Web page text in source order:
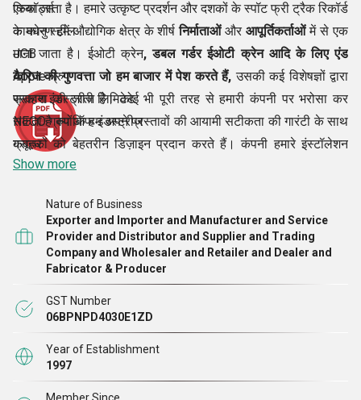
किया जाता है। हमारे उत्कृष्ट प्रदर्शन और दशकों के स्पॉट फ्री ट्रैक रिकॉर्ड
के कारण हमें औद्योगिक क्षेत्र के शीर्षनिर्माताओंऔर आपूर्तिकर्ताओंमें से एक
माना जाता है। ईओटी क्रेन, डबल गर्डर ईओटी क्रेन आदि के लिए एंड
कैरिज की गुणवत्ता जो हम बाजार में पेश करते हैं, उसकी कई विशेषज्ञों द्वारा
सराहना की जाती है। कोई भी पूरी तरह से हमारी कंपनी पर भरोसा कर
सकता है क्योंकि हम अपने प्रस्तावों की आयामी सटीकता की गारंटी के साथ
ग्राहकों को बेहतरीन डिज़ाइन प्रदान करते हैं। कंपनी हमारे इंस्टॉलेशन
सपोर्ट के जरिए क्लाइंट्स की मदद भी करती है।
सर्वश्रेष्ठ ग्राहक सेवाएं और तकनीकी मार्गदर्शन प्रदान किया जाए।
अपने ग्राहकों के लिए सर्वोत्तम औद्योगिक पेशकशों को विकसित करने के लिए,
हम बाजार में गहन शोध करने पर ध्यान केंद्रित करते हैं। हम ग्राहकों की
नवीनतम मांगों के बारे में आवश्यक जानकारी एकत्र करने पर ध्यान केंद्रित
करते हैं। इसके अलावा, हम प्रौद्योगिकी और कारोबारी माहौल में नवीनतम
बदलावों के अनुकूल होने का भी प्रयास करते हैं। हम कोई गलती या गलती
एस्कॉर्ट्स
कामधेनु स्टील
JCB
Apple ग्रुप
प्रकाश इंडस्ट्रीज लिमिटेड
NECO ग्रुप ऑफ इंडस्ट्रीज
कबूतर
खेलो
डिज़्नी
मैरी के
पैनासोनिक, आदि।
Show more
Nature of Business
Exporter and Importer and Manufacturer and Service
Provider and Distributor and Supplier and Trading
Company and Wholesaler and Retailer and Dealer and
Fabricator & Producer
GST Number
06BPNPD4030E1ZD
Year of Establishment
1997